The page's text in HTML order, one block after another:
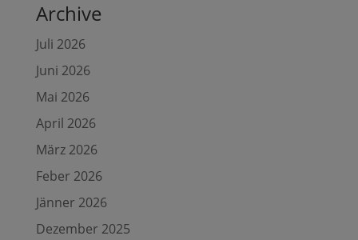
Archive
Juli 2026
Juni 2026
Mai 2026
April 2026
März 2026
Feber 2026
Jänner 2026
Dezember 2025